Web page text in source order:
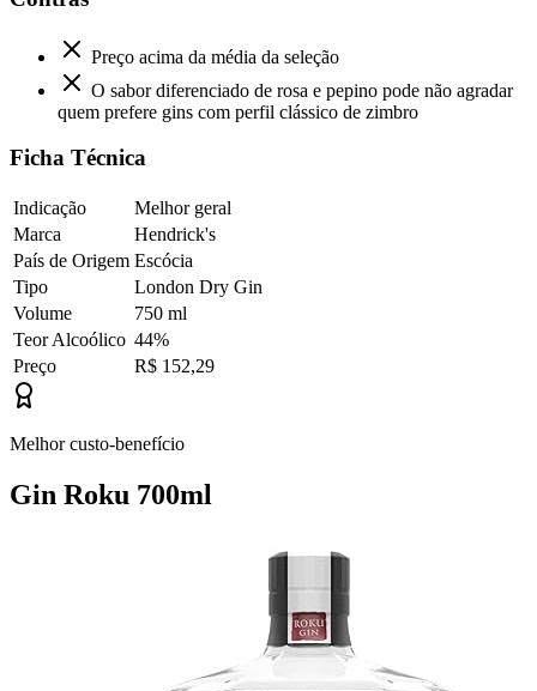
Preço acima da média da seleção
O sabor diferenciado de rosa e pepino pode não agradar
quem prefere gins com perfil clássico de zimbro
Ficha Técnica
Indicação
Melhor geral
Marca
Hendrick's
País de Origem Escócia
Tipo
London Dry Gin
Volume
750 ml
Teor Alcoólico 44%
Preço
R$ 152,29
Melhor custo-benefício
Gin Roku 700ml